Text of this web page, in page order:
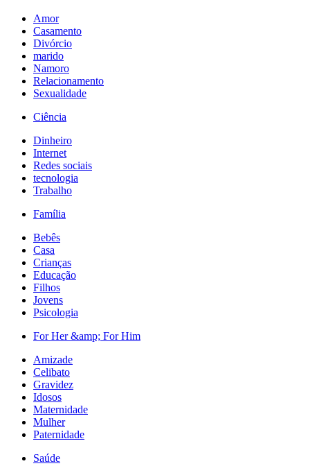
Amor
Casamento
Divórcio
marido
Namoro
Relacionamento
Sexualidade
Ciência
Dinheiro
Internet
Redes sociais
tecnologia
Trabalho
Família
Bebês
Casa
Crianças
Educação
Filhos
Jovens
Psicologia
For Her &amp; For Him
Amizade
Celibato
Gravidez
Idosos
Maternidade
Mulher
Paternidade
Saúde